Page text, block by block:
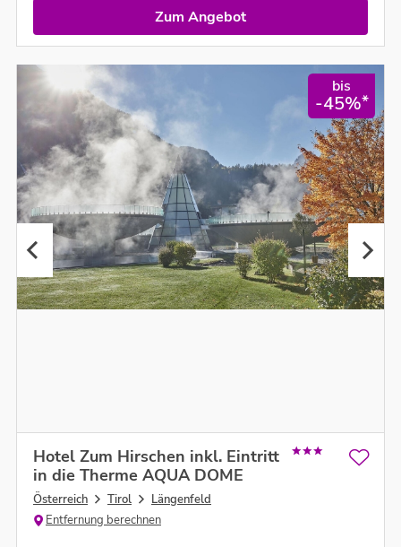
Zum Angebot
bis
-45%*
Hotel Zum Hirschen inkl. Eintritt
in die Therme AQUA DOME
Österreich Tirol
Längenfeld
Entfernung berechnen